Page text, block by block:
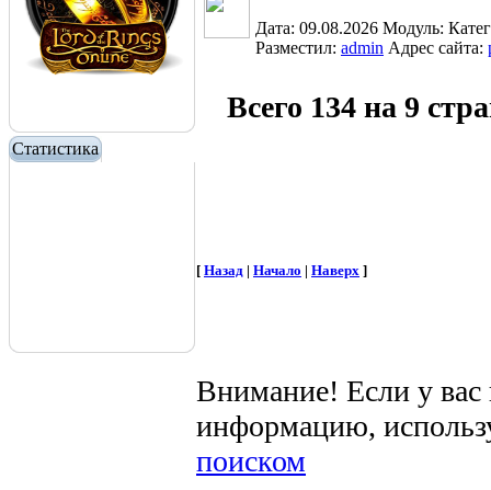
Статистика
Дата: 09.08.2026 Модуль:
Разместил: admin Адрес сайта:
Всего 134 на 9
[ Назад | Начало | Наверх ]
Внимание! Если у
информацию,
поиском